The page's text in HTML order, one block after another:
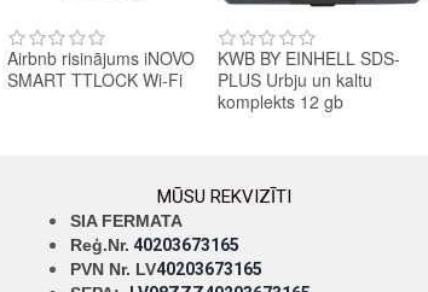
Airbnb risinājums iNOVO
SMART TTLOCK Wi-Fi
KWB BY EINHELL SDS-
PLUS Urbju un kaltu
komplekts 12 gb
MŪSU REKVIZĪTI
SIA FERMATA
Reģ.Nr. 40203673165
PVN Nr. LV40203673165